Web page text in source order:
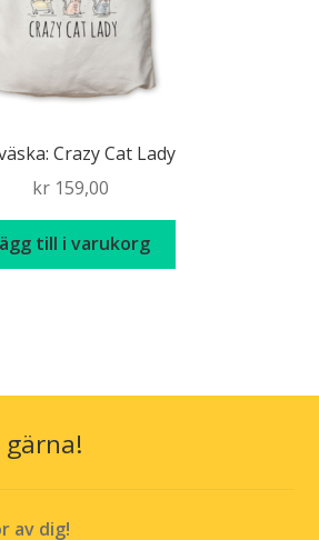
Crazy Cat Lady
kr159,00
till i varukorg
av dig!